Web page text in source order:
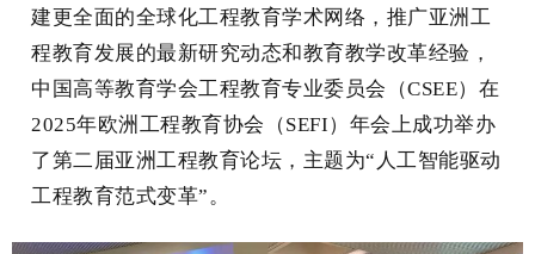
建更全面的全球化工程教育学术网络，推广亚洲工
程教育发展的最新研究动态和教育教学改革经验，
中国高等教育学会工程教育专业委员会（CSEE）在
2025年欧洲工程教育协会（SEFI）年会上成功举办
了第二届亚洲工程教育论坛，主题为“人工智能驱动
工程教育范式变革”。